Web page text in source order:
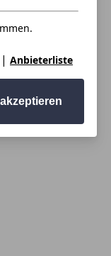
| Anbieterliste